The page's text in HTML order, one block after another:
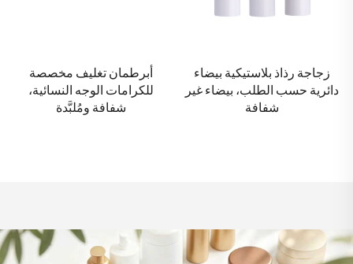
أبرطمان تغليف مخصصة
للكرامات الوجه النسائية،
شفافة ومُلبَّدة
زجاجة لمستحضرات التجميل
والعناية بالبشرة من البولي